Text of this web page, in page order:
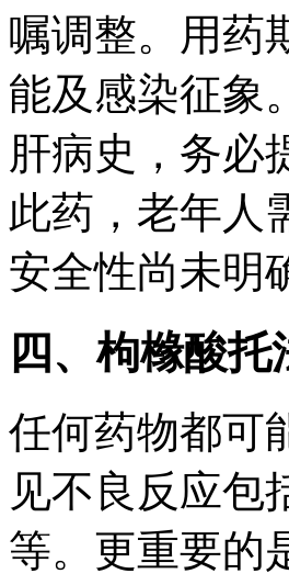
嘱调整。用药
能及感染征象
肝病史，务必
此药，老年人
安全性尚未明
四、枸橼酸
任何药物都可
见不良反应包
等。更重要的